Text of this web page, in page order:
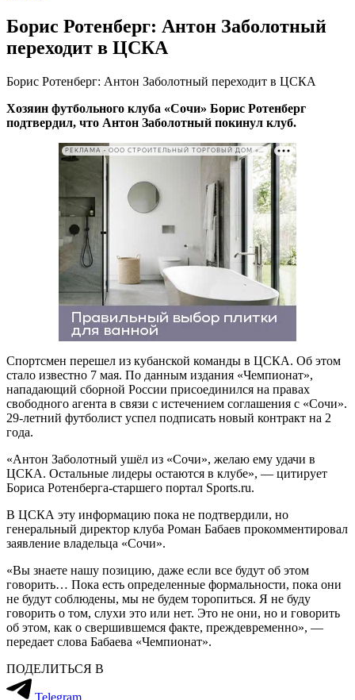
Борис Ротенберг: Антон Заболотный
переходит в ЦСКА
Борис Ротенберг: Антон Заболотный переходит в ЦСКА
Хозяин футбольного клуба «Сочи» Борис Ротенберг
подтвердил, что Антон Заболотный покинул клуб.
РЕКЛАМА • ООО СТРОИТЕЛЬНЫЙ ТОРГОВЫЙ ДОМ «ПЕТРОВИЧ». ИНН: 7802348846
Спортсмен перешел из кубанской команды в ЦСКА. Об этом
стало известно 7 мая. По данным издания «Чемпионат»,
нападающий сборной России присоединился на правах
свободного агента в связи с истечением соглашения с «Сочи».
29-летний футболист успел подписать новый контракт на 2
года.
«Антон Заболотный ушёл из «Сочи», желаю ему удачи в
ЦСКА. Остальные лидеры остаются в клубе», — цитирует
Бориса Ротенберга-старшего портал Sports.ru.
В ЦСКА эту информацию пока не подтвердили, но
генеральный директор клуба Роман Бабаев прокомментировал
заявление владельца «Сочи».
«Вы знаете нашу позицию, даже если все будут об этом
говорить… Пока есть определенные формальности, пока они
не будут соблюдены, мы не будем торопиться. Я не буду
говорить о том, слухи это или нет. Это не они, но и говорить
об этом, как о свершившемся факте, преждевременно», —
передает слова Бабаева «Чемпионат».
ПОДЕЛИТЬСЯ В
Telegram